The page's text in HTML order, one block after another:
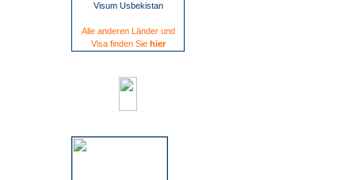
Visum Usbekistan
Alle anderen Länder und
Visa finden Siehier